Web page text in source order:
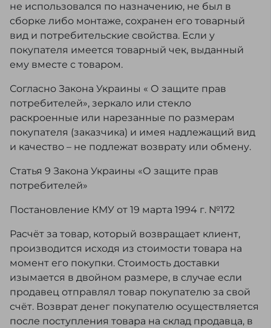
не использовался по назначению, не был в
сборке либо монтаже, сохранен его товарный
вид и потребительские свойства. Если у
покупателя имеется товарный чек, выданный
ему вместе с товаром.
Согласно Закона Украины « О защите прав
потребителей», зеркало или стекло
раскроенные или нарезанные по размерам
покупателя (заказчика) и имея надлежащий вид
и качество – не подлежат возврату или обмену.
Статья 9 Закона Украины «О защите прав
потребителей»
Постановление КМУ от 19 марта 1994 г. №172
Расчёт за товар, который возвращает клиент,
производится исходя из стоимости товара на
момент его покупки. Стоимость доставки
изымается в двойном размере, в случае если
продавец отправлял товар покупателю за свой
счёт. Возврат денег покупателю осуществляется
после поступления товара на склад продавца, в